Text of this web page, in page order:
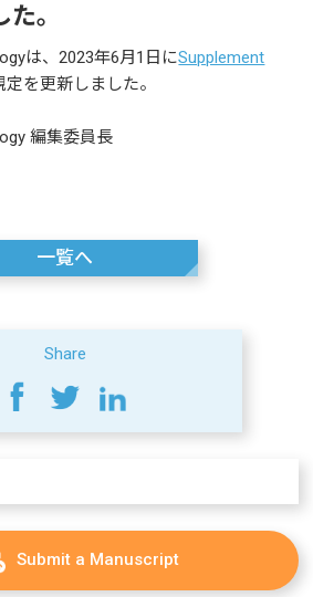
Submit a Manuscript
。
は、2023年6月1日にSupplement
定を更新しました。
編集委員長
一覧へ
Share